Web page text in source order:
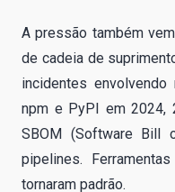
A pressão também
de cadeia de
incidentes
npm e PyPI em 2024,
SBOM (Software Bill
pipelines.
tornaram padrão.